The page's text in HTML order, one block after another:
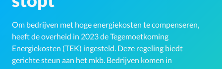
Om bedrijven met hoge energiekosten te compenseren,
heeft de overheid in 2023 de Tegemoetkoming
Energiekosten (TEK) ingesteld. Deze regeling biedt
gerichte steun aan het mkb. Bedrijven komen in